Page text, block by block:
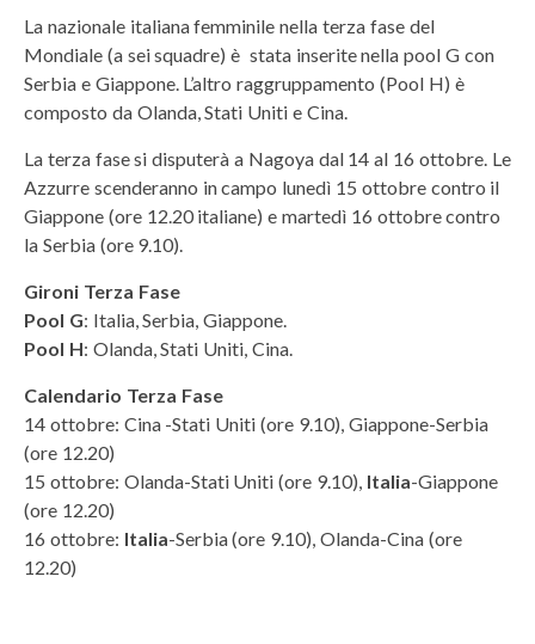
La nazionale italiana femminile nella terza fase del
Mondiale (a sei squadre) è stata inserite nella pool G con
Serbia e Giappone. L’altro raggruppamento (Pool H) è
composto da Olanda, Stati Uniti e Cina.
La terza fase si disputerà a Nagoya dal 14 al 16 ottobre. Le
Azzurre scenderanno in campo lunedì 15 ottobre contro il
Giappone (ore 12.20 italiane) e martedì 16 ottobre contro
la Serbia (ore 9.10).
Gironi Terza Fase
Pool G: Italia, Serbia, Giappone.
Pool H: Olanda, Stati Uniti, Cina.
Calendario Terza Fase
14 ottobre: Cina -Stati Uniti (ore 9.10), Giappone-Serbia
(ore 12.20)
15 ottobre: Olanda-Stati Uniti (ore 9.10), Italia-Giappone
(ore 12.20)
16 ottobre: Italia-Serbia (ore 9.10), Olanda-Cina (ore
12.20)